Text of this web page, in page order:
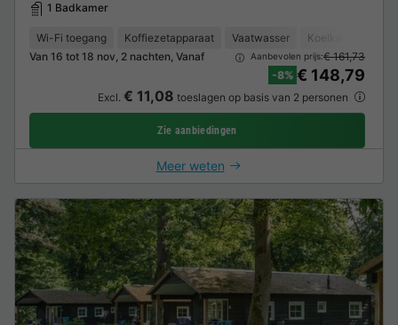
1 Badkamer
Wi-Fi toegang Koffiezetapparaat Vaatwasser Koelkast
Van 16 tot 18 nov, 2 nachten, Vanaf
Aanbevolen prijs:€ 161,73
-8% € 148,79
Excl. € 11,08 toeslagen op basis van 2 personen
Zie aanbiedingen
Meer weten